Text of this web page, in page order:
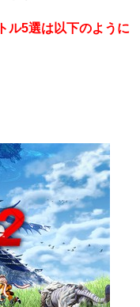
ル5選は以下のように